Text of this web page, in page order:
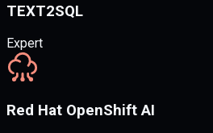
TEXT2SQL
Expert
Red Hat OpenShift AI